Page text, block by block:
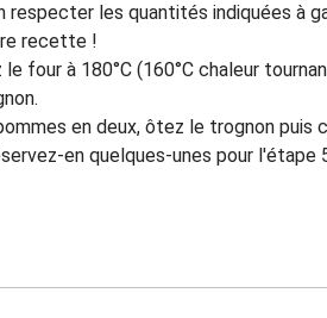
respecter les quantités indiquées à
recette !
four à 180°C (160°C chaleur
en deux, ôtez le trognon puis
en quelques-unes pour l'étape